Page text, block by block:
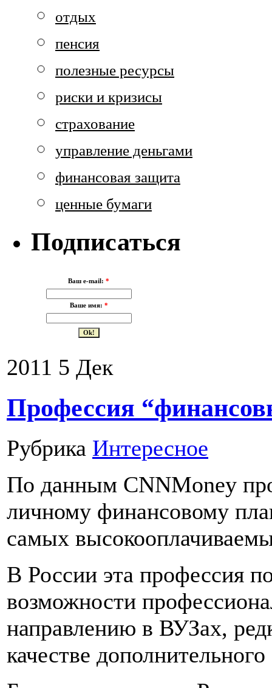
отдых
пенсия
полезные ресурсы
риски и кризисы
страхование
управление деньгами
финансовая защита
ценные бумаги
Подписаться
Ваш e-mail: *
Ваше имя: *
2011 5 Дек
Профессия
Рубрика Интересное
По данным CNNMoney
личному финансовому
самых
В России эта профессия
возможности
направлению в ВУЗах,
качестве